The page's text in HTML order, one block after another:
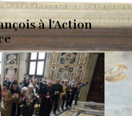
à l’Action